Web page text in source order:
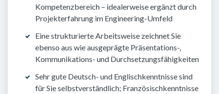
Kompetenzbereich – idealerweise ergänzt durch
Projekterfahrung im Engineering-Umfeld
Eine strukturierte Arbeitsweise zeichnet Sie
ebenso aus wie ausgeprägte Präsentations-,
Kommunikations- und Durchsetzungsfähigkeiten
Sehr gute Deutsch- und Englischkenntnisse sind
für Sie selbstverständlich; Französischkenntnisse